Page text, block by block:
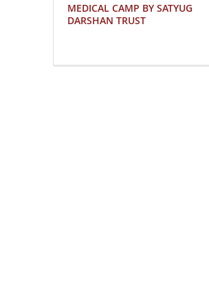
MEDICAL CAMP BY SATYUG
DARSHAN TRUST